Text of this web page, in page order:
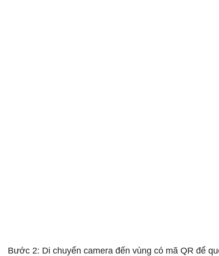
Bước 2: Di chuyển camera đến vùng có mã QR để